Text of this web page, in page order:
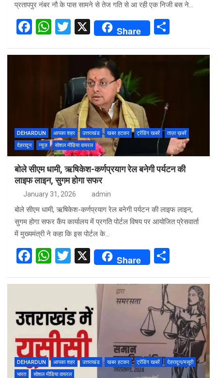
प्रतापपुर नंबर नौ के पास सामने से तेज गति से आ रही एक निजी बस ने…
F
ce
W
at
p
T
tt
er
X Share
ar
DEHARDUN आपका शहर उत्तराखंड खबर हटकर ट्रेंडिंग खबरें
ताज़ा ख़बरें
देहरादून
न्यूज़ सोशल मीडिया वायरल
बोले सीएम धामी, ऋषिकेश-कर्णप्रयाग रेल बनेगी पर्यटन की
लाइफ लाइन, सुगम होगा सफर
January 31, 2026 admin
बोले सीएम धामी, ऋषिकेश-कर्णप्रयाग रेल बनेगी पर्यटन की लाइफ लाइन,
सुगम होगा सफर कैंप कार्यालय में प्रगति पोर्टल विषय पर आयोजित प्रेसवार्ता
में मुख्यमंत्री ने कहा कि इस पोर्टल के…
F
ce
o
o
k
W
at
A
p
p
T
tt
X Share
ar
e
DEHARDUN आपका शहर उत्तराखंड खबर हटकर ट्रेंडिंग खबरें
देहरादून/मसूरी
भारत
सोशल मीडिया वायरल